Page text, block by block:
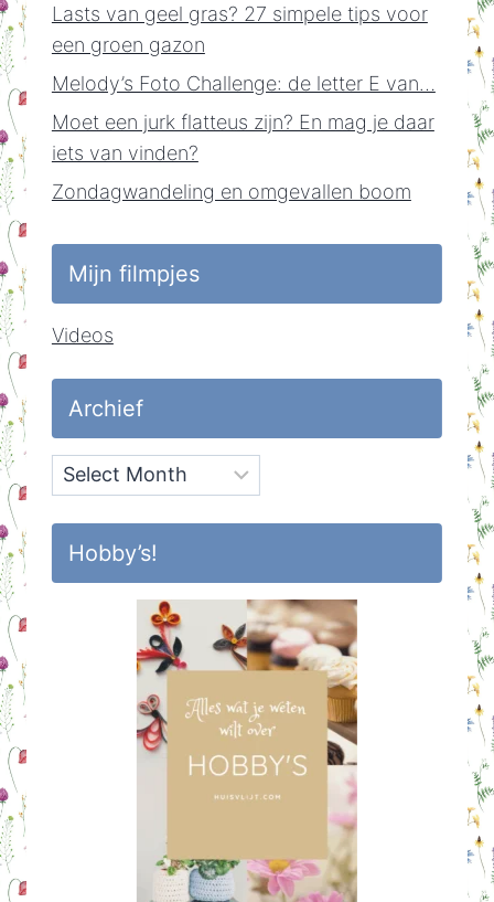
Lasts van geel gras? 27 simpele tips voor
een groen gazon
Melody’s Foto Challenge: de letter E van…
Moet een jurk flatteus zijn? En mag je daar
iets van vinden?
Zondagwandeling en omgevallen boom
Mijn filmpjes
Videos
Archief
Archief
Hobby’s!